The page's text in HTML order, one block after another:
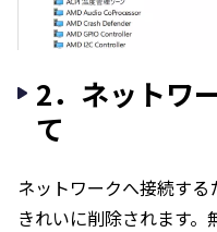
2．ネットワ
て
ネットワークへ接続す
きれいに削除されます